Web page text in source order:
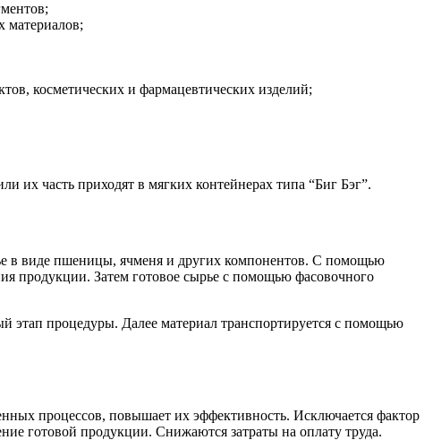
материалов;
косметических и фармацевтических изделий;
их часть приходят в мягких контейнерах типа “Биг Бэг”.
в виде пшеницы, ячменя и других компонентов. С помощью
продукции. Затем готовое сырье с помощью фасовочного
этап процедуры. Далее материал транспортируется с помощью
процессов, повышает их эффективность. Исключается фактор
готовой продукции. Снижаются затраты на оплату труда.